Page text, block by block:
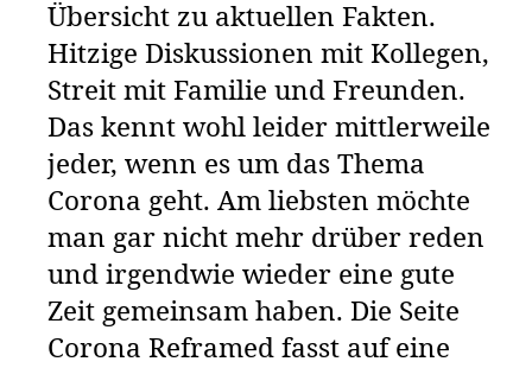
Übersicht zu aktuellen Fakten.
Hitzige Diskussionen mit Kollegen,
Streit mit Familie und Freunden.
Das kennt wohl leider mittlerweile
jeder, wenn es um das Thema
Corona geht. Am liebsten möchte
man gar nicht mehr drüber reden
und irgendwie wieder eine gute
Zeit gemeinsam haben. Die Seite
Corona Reframed fasst auf eine